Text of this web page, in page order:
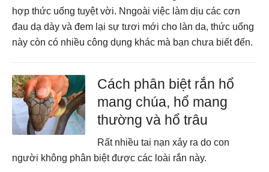
hợp thức uống tuyệt vời. Nngoài việc làm dịu các cơn
đau dạ dày và đem lại sự tươi mới cho làn da, thức uống
này còn có nhiều công dụng khác mà bạn chưa biết đến.
Cách phân biệt rắn hổ
mang chúa, hổ mang
thường và hổ trâu
Rất nhiều tai nạn xảy ra do con
người không phân biệt được các loài rắn này.